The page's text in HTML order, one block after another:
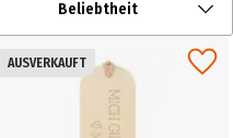
Beliebtheit
AUSVERKAUFT